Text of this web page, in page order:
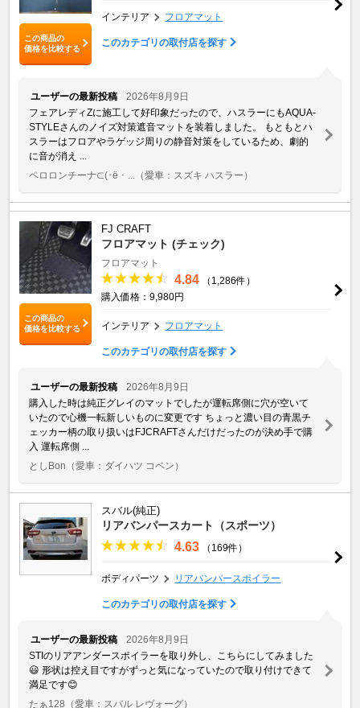
この商品の
価格を比較する
インテリア フロアマット
このカテゴリの取付店を探す
ユーザーの最新投稿
2026年8月9日
フェアレディZに施工して好印象だったので、ハスラーにもAQUA-
STYLEさんのノイズ対策遮音マットを装着しました。 もともとハ
スラーはフロアやラゲッジ周りの静音対策をしているため、劇的
に音が消え ...
ペロロンチーナ⊂(･ё ･ ...
（愛車：スズキ ハスラー）
この商品の
価格を比較する
FJ CRAFT
フロアマット (チェック)
フロアマット
4.84
（1,286件）
購入価格：9,980円
インテリア フロアマット
このカテゴリの取付店を探す
ユーザーの最新投稿
2026年8月9日
購入した時は純正グレイのマットでしたが運転席側に穴が空いて
いたので心機一転新しいものに変更です ちょっと濃い目の青黒チ
ェッカー柄の取り扱いはFJCRAFTさんだけだったのが決め手で購
入 運転席側 ...
としBon （愛車：ダイハツ コペン）
スバル(純正)
リアバンパースカート（スポーツ）
4.63 （169件）
ボディパーツ リアバンパースポイラー
このカテゴリの取付店を探す
ユーザーの最新投稿
2026年8月9日
STIのリアアンダースポイラーを取り外し、こちらにしてみました
😃 形状は控え目ですがずっと気になっていたので取り付けできて
満足です😊
たぁ128 （愛車：スバル レヴォーグ）